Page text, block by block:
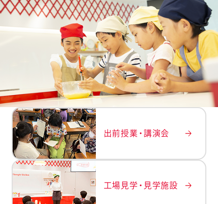
出前授業・講演会
工場見学・見学施設